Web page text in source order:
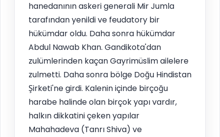
hanedanının askeri generali Mir Jumla
tarafından yenildi ve feudatory bir
hükümdar oldu. Daha sonra hükümdar
Abdul Nawab Khan. Gandikota'dan
zulümlerinden kaçan Gayrimüslim ailelere
zulmetti. Daha sonra bölge Doğu Hindistan
Şirketi'ne girdi. Kalenin içinde birçoğu
harabe halinde olan birçok yapı vardır,
halkın dikkatini çeken yapılar
Mahahadeva (Tanrı Shiva) ve